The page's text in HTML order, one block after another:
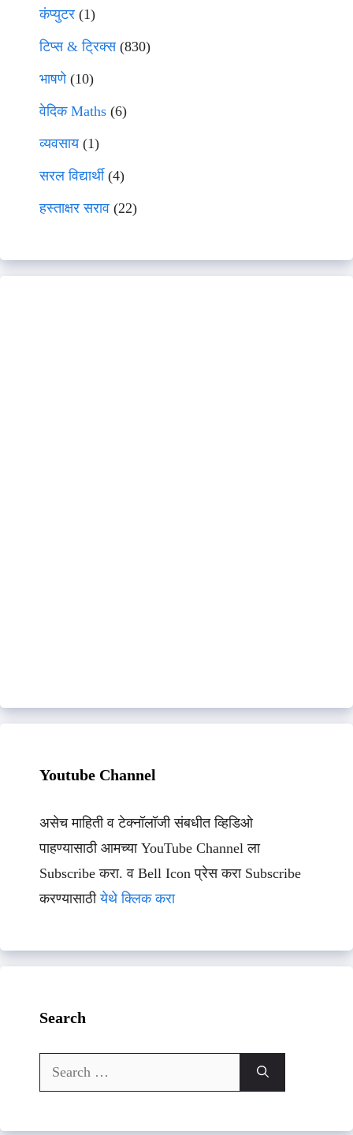
कंप्युटर (1)
टिप्स & ट्रिक्स(830)
भाषणे(10)
वेदिक Maths (6)
व्यवसाय(1)
सरल विद्यार्थी(4)
हस्ताक्षर सराव (22)
Youtube Channel
असेच माहिती व टेक्नॉलॉजी संबधीत व्हिडिओ
पाहण्यासाठी आमच्या YouTube Channel ला
Subscribe करा. व Bell Icon प्रेस करा Subscribe
करण्यासाठीयेथे क्लिक करा
Search
Search
for: